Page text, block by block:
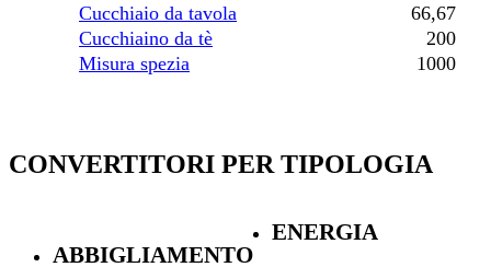
Cucchiaio da tavola
66,67
Cucchiaino da tè
200
Misura spezia
1000
CONVERTITORI PER TIPOLOGIA
ABBIGLIAMENTO
ENERGIA